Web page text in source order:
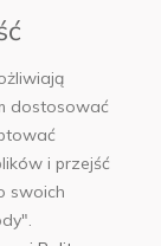
dostosować
i przejść
swoich